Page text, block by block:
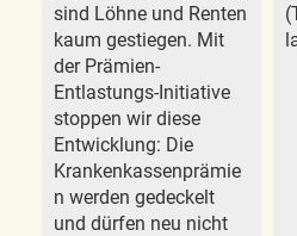
sind Löhne und Renten
kaum gestiegen. Mit
der Prämien-
Entlastungs-Initiative
stoppen wir diese
Entwicklung: Die
Krankenkassenprämie
n werden gedeckelt
und dürfen neu nicht